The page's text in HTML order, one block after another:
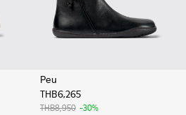
006 - รองเท้าผ้าใบหนังสีขาวสํ
K201683-012
Peu
THB6,265
THB8,950 -30%